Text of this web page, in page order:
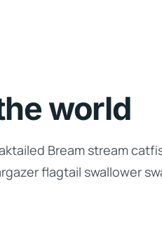
world
Bream stream
flagtail swallower